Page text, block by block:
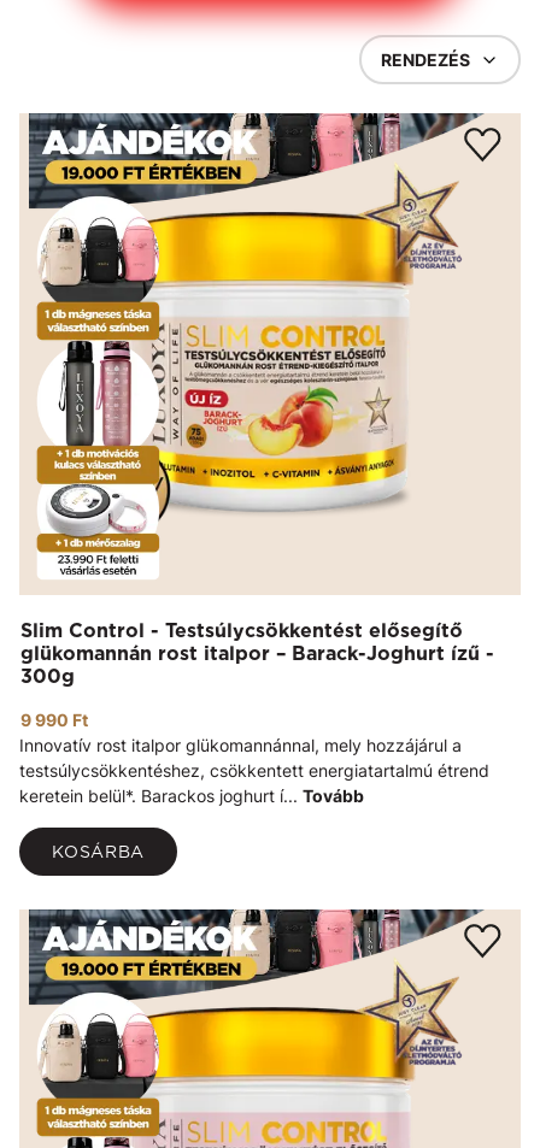
RENDEZÉS
Slim Control - Testsúlycsökkentést elősegítő
glükomannán rost italpor – Barack-Joghurt ízű -
300g
9 990 Ft
Innovatív rost italpor glükomannánnal, mely hozzájárul a
testsúlycsökkentéshez, csökkentett energiatartalmú étrend
keretein belül*. Barackos joghurt í... Tovább
KOSÁRBA